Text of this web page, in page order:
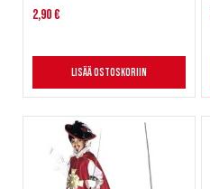
2,90 €
Lisää ostoskoriin